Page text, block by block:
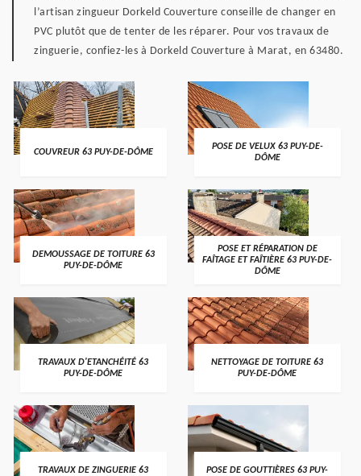
l’artisan zingueur Dorkeld Couverture conseille de changer en
PVC plutôt que de tenter de les réparer. Pour vos travaux de
zinguerie, confiez-les à Dorkeld Couverture à Marat, en 63480.
COUVREUR 63 PUY-DE-DÔME
POSE DE VELUX 63 PUY-DE-
DÔME
DEMOUSSAGE DE TOITURE 63
PUY-DE-DÔME
POSE ET RÉPARATION DE
FAÎTAGE ET FAÎTIÈRE 63 PUY-DE-
DÔME
TRAVAUX D'ETANCHÉITÉ 63
PUY-DE-DÔME
NETTOYAGE DE TOITURE 63
PUY-DE-DÔME
TRAVAUX DE ZINGUERIE 63
POSE DE GOUTTIÈRES 63 PUY-